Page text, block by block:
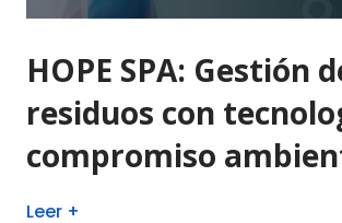
HOPE SPA: Gestión
residuos con
compromiso
Leer +